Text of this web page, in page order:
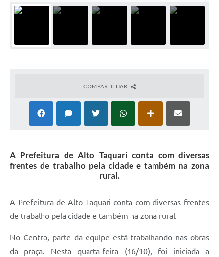
COMPARTILHAR
A Prefeitura de Alto Taquari conta com diversas
frentes de trabalho pela cidade e também na zona
rural.
A Prefeitura de Alto Taquari conta com diversas frentes
de trabalho pela cidade e também na zona rural.
No Centro, parte da equipe está trabalhando nas obras
da praça. Nesta quarta-feira (16/10), foi iniciada a